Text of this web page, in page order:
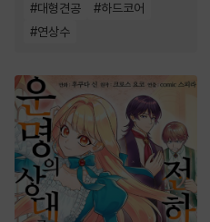
#대형견공 #하드코어
#연상수